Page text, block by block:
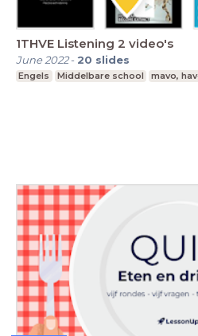
1THVE Listening 2 video's
June 2022- 20 slides
Engels Middelbare school mavo,